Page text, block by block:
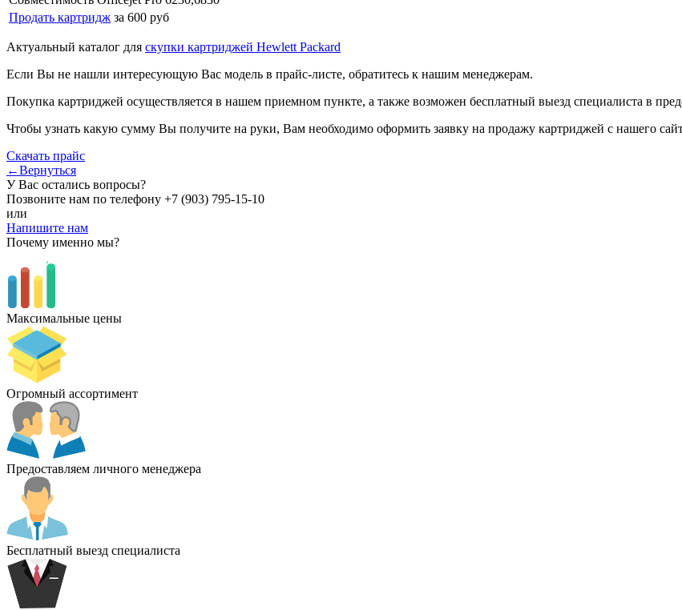
Продать картридж за 600 руб
Актуальный каталог для скупки картриджей Hewlett Packard
Если Вы не нашли интересующую Вас модель в прайс-листе, обратитесь к нашим менеджерам.
Покупка картриджей осуществляется в нашем приемном пункте, а также возможен бесплатный выезд специалиста в
Чтобы узнать какую сумму Вы получите на руки, Вам необходимо оформить заявку на продажу картриджей с нашего
Скачать прайс
←Вернуться
У Вас остались вопросы?
Позвоните нам по телефону +7 (903) 795-15-10
или
Напишите нам
Почему именно мы?
Максимальные цены
Огромный ассортимент
Предоставляем личного менеджера
Бесплатный выезд специалиста